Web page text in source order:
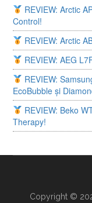
REVIEW: Arctic
Control!
REVIEW: Arctic
REVIEW: AEG
REVIEW:
EcoBubble și
REVIEW: Beko
Therapy!
Copyright ©